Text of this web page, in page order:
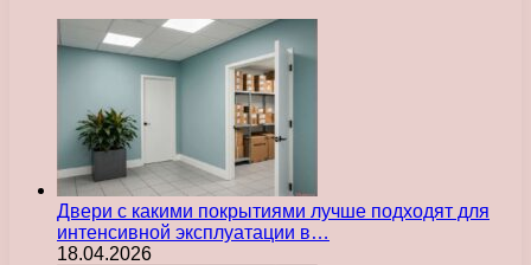
Двери с какими покрытиями лучше подходят для
интенсивной эксплуатации в…
18.04.2026